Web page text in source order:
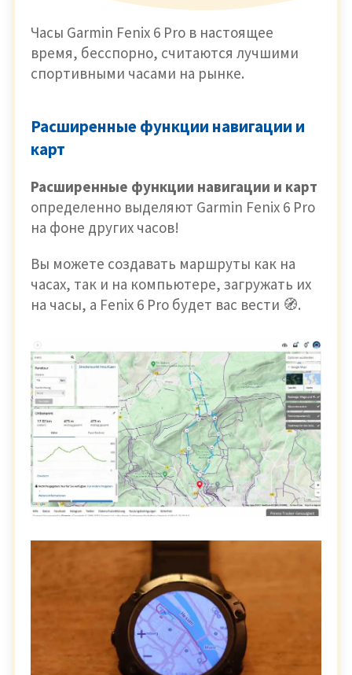
Часы Garmin Fenix 6 Pro в настоящее
время, бесспорно, считаются лучшими
спортивными часами на рынке.
Расширенные функции навигации и
карт
Расширенные функции навигации и карт
определенно выделяют Garmin Fenix 6 Pro
на фоне других часов!
Вы можете создавать маршруты как на
часах, так и на компьютере, загружать их
на часы, а Fenix 6 Pro будет вас вести 🧭.